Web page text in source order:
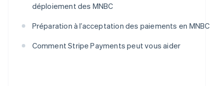
déploiement des MNBC
Préparation à l’acceptation des paiements en MNBC
Comment Stripe Payments peut vous aider